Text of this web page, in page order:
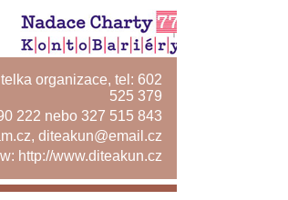
organizace, tel: 602
525 379
222 nebo 327 515 843
, diteakun@email.cz
http://www.diteakun.cz